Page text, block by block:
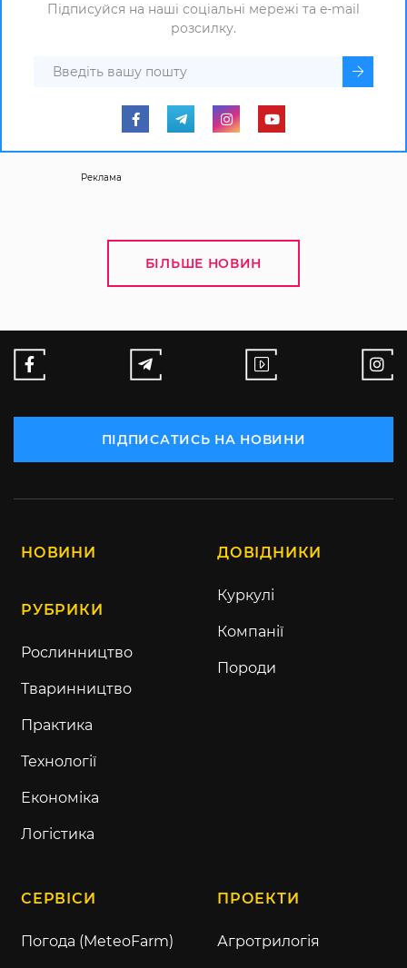
Підписуйся на наші соціальні мережі та e-mail
розсилку.
Реклама
БІЛЬШЕ НОВИН
ПІДПИСАТИСЬ НА НОВИНИ
НОВИНИ
РУБРИКИ
Рослинництво
Тваринництво
Практика
Технології
Економіка
Логістика
ДОВІДНИКИ
Куркулі
Компанії
Породи
СЕРВІСИ
Погода (MeteoFarm)
ПРОЕКТИ
Агротрилогія